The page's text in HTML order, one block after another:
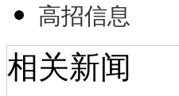
高招信息
相关新闻